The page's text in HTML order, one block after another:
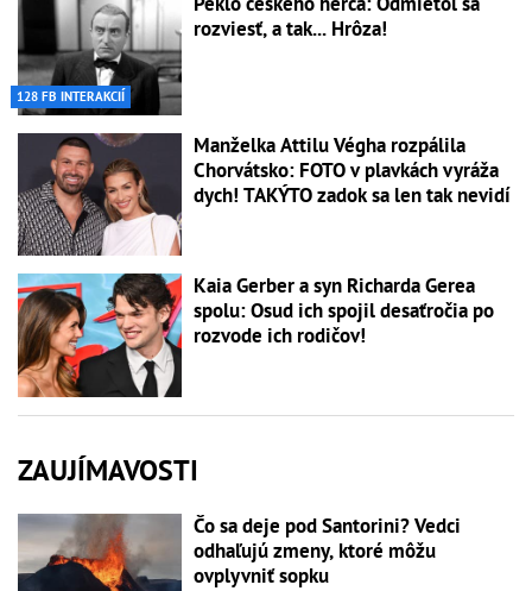
128 FB INTERAKCIÍ
rozviesť, a tak... Hrôza!
Manželka Attilu Végha rozpálila
Chorvátsko: FOTO v plavkách vyráža
dych! TAKÝTO zadok sa len tak nevidí
Kaia Gerber a syn Richarda Gerea
spolu: Osud ich spojil desaťročia po
rozvode ich rodičov!
ZAUJÍMAVOSTI
Čo sa deje pod Santorini? Vedci
odhaľujú zmeny, ktoré môžu
ovplyvniť sopku